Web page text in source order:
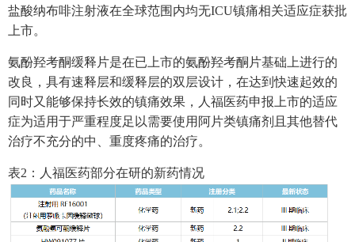
盐酸纳布啡注射液在全球范围内均无ICU镇痛相关适应症获批
上市。
氨酚羟考酮缓释片是在已上市的氨酚羟考酮片基础上进行的
改良，具有速释层和缓释层的双层设计，在达到快速起效的
同时又能够保持长效的镇痛效果，人福医药申报上市的适应
症为适用于严重程度足以需要使用阿片类镇痛剂且其他替代
治疗不充分的中、重度疼痛的治疗。
表2：人福医药部分在研的新药情况